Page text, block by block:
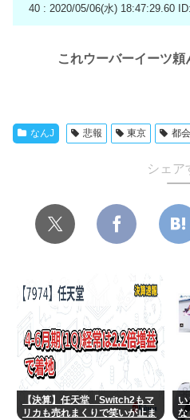
40 : 2020/05/06(水) 18:47:29.60
これウーバーイーツ頼
なんJ 悲報 東京 都会
シェア
【決算】任天堂「Switch2もマ
リカも売れまくりで笑いが止ま
な